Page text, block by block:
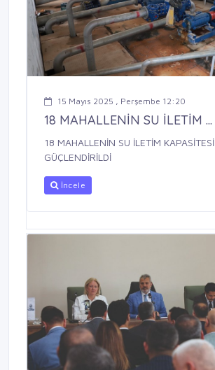
15 Mayıs 2025 , Perşembe 12:20
18 MAHALLENİN SU İLETİM ...
18 MAHALLENİN SU İLETİM KAPASİTESİ
GÜÇLENDİRİLDİ
İncele